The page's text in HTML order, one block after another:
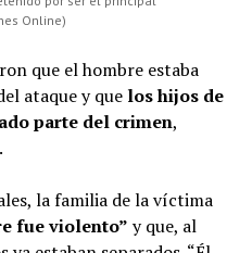
Online)
que el hombre estaba
ataque y que los hijos de
parte del crimen,
la familia de la víctima
fue violento” y que, al